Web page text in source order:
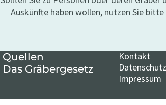
Auskünfte haben wollen, nutzen Sie bitte
Quellen
Das Gräbergesetz
Kontakt
Datenschutz
Impressum